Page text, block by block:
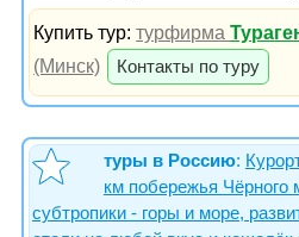
Купить тур:турфирма
(Минск)
Контакты по туру
туры в Россию:
км побережья Чёрного
субтропики - горы и море,